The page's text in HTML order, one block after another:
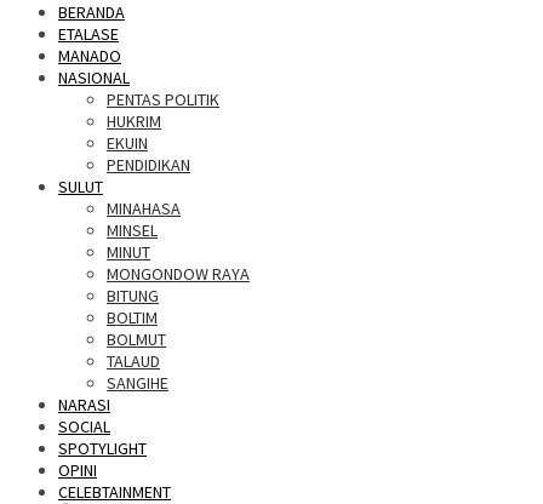
BERANDA
ETALASE
MANADO
NASIONAL
PENTAS POLITIK
HUKRIM
EKUIN
PENDIDIKAN
SULUT
MINAHASA
MINSEL
MINUT
MONGONDOW RAYA
BITUNG
BOLTIM
BOLMUT
TALAUD
SANGIHE
NARASI
SOCIAL
SPOTYLIGHT
OPINI
CELEBTAINMENT